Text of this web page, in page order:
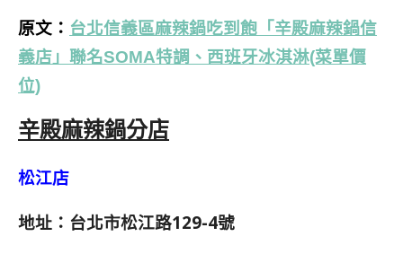
原文： 台北信義區麻辣鍋吃到飽「辛殿麻辣鍋信
義店」聯名SOMA特調、西班牙冰淇淋(菜單價
位)
辛殿麻辣鍋分店
松江店
地址：台北市松江路129-4號